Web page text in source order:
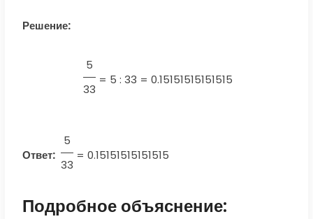
Решение:
5
33
= 5 : 33 = 0.15151515151515
Ответ:
5
33
= 0.15151515151515
Подробное объяснение: